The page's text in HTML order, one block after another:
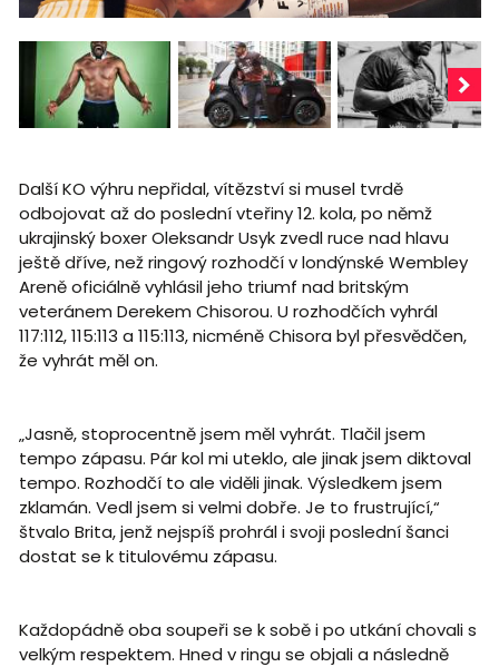
Další KO výhru nepřidal, vítězství si musel tvrdě
odbojovat až do poslední vteřiny 12. kola, po němž
ukrajinský boxer Oleksandr Usyk zvedl ruce nad hlavu
ještě dříve, než ringový rozhodčí v londýnské Wembley
Areně oficiálně vyhlásil jeho triumf nad britským
veteránem Derekem Chisorou. U rozhodčích vyhrál
117:112, 115:113 a 115:113, nicméně Chisora byl přesvědčen,
že vyhrát měl on.
„Jasně, stoprocentně jsem měl vyhrát. Tlačil jsem
tempo zápasu. Pár kol mi uteklo, ale jinak jsem diktoval
tempo. Rozhodčí to ale viděli jinak. Výsledkem jsem
zklamán. Vedl jsem si velmi dobře. Je to frustrující,“
štvalo Brita, jenž nejspíš prohrál i svoji poslední šanci
dostat se k titulovému zápasu.
Každopádně oba soupeři se k sobě i po utkání chovali s
velkým respektem. Hned v ringu se objali a následně